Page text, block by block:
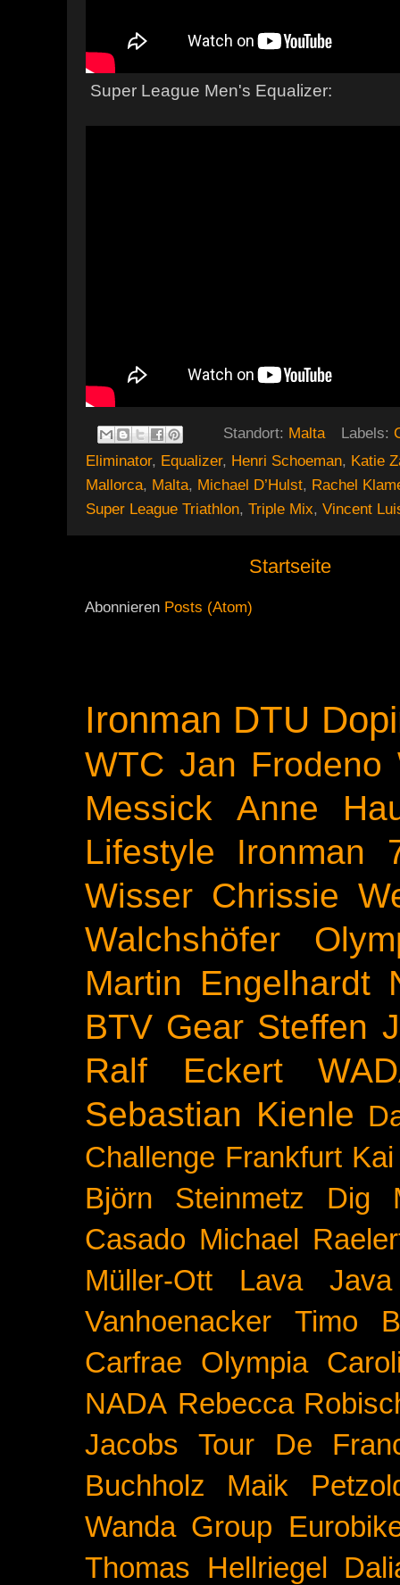
Super League Men's Equalizer:
Standort: Malta Labels:
Eliminator, Equalizer, Henri Schoeman, Katie
Mallorca, Malta, Michael D’Hulst, Rachel
Super League Triathlon, Triple Mix, Vincent
Startseite
Abonnieren Posts (Atom)
Ironman DTU
WTC Jan Frodeno
Messick
Anne
Lifestyle
Ironman
Wisser Chrissie
Walchshöfer
Martin Engelhardt
BTV Gear Steffen
Ralf Eckert
Sebastian Kienle
Challenge Frankfurt
Björn Steinmetz
Dig
Casado Michael
Müller-Ott
Lava Java
Vanhoenacker
Timo
Carfrae
Olympia
NADA Rebecca
Jacobs
Tour De
Buchholz
Maik
Wanda Group
Thomas Hellriegel